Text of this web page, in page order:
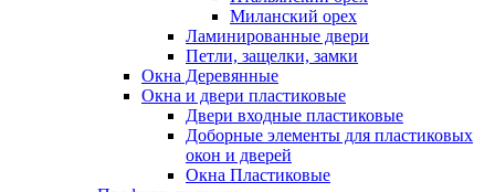
Миланский орех
Ламинированные двери
Петли, защелки, замки
Окна Деревянные
Окна и двери пластиковые
Двери входные пластиковые
Доборные элементы для пластиковых
окон и дверей
Окна Пластиковые